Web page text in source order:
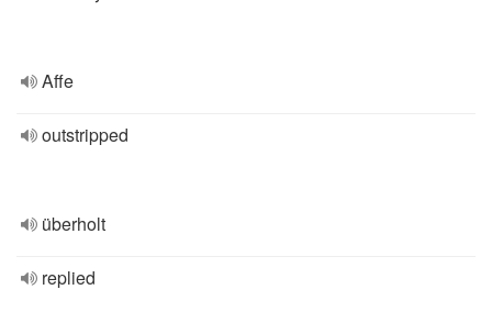
Affe
outstripped
überholt
replied